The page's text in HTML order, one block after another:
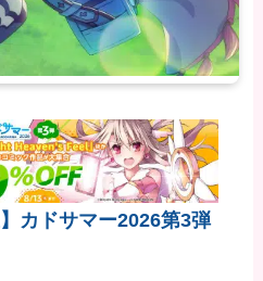
カドサマー2026第3弾